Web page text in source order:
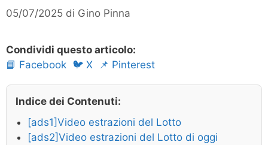
05/07/2025 di Gino Pinna
Condividi questo articolo:
📘 Facebook 🐦 X 📌 Pinterest
Indice dei Contenuti:
[ads1]Video estrazioni del Lotto
[ads2]Video estrazioni del Lotto di oggi